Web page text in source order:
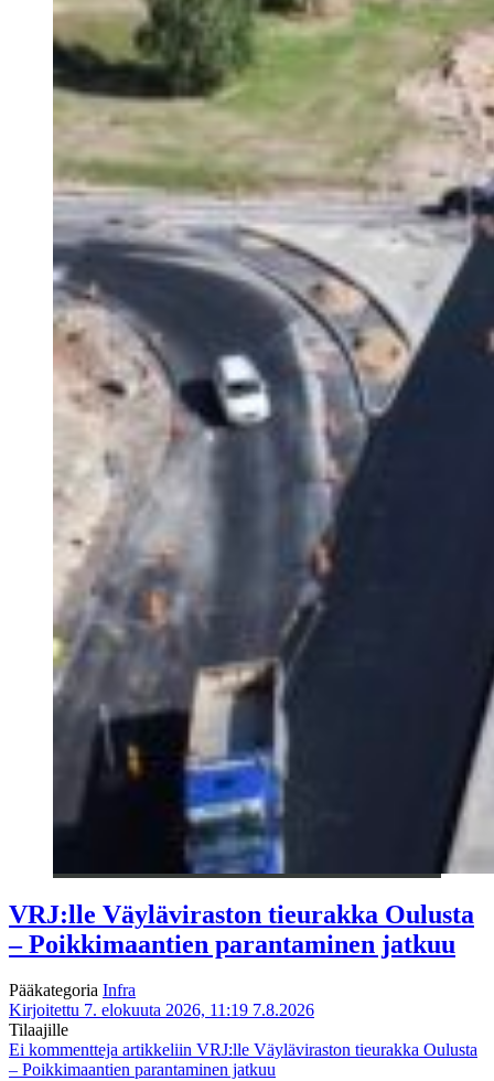
VRJ:lle Väyläviraston tieurakka Oulusta
– Poikkimaantien parantaminen jatkuu
Pääkategoria Infra
Kirjoitettu 7. elokuuta 2026, 11:19 7.8.2026
Tilaajille
Ei kommentteja artikkeliin VRJ:lle Väyläviraston tieurakka Oulusta
– Poikkimaantien parantaminen jatkuu